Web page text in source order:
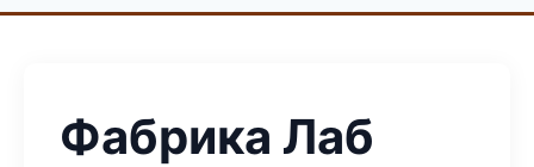
Фабрика Лаб